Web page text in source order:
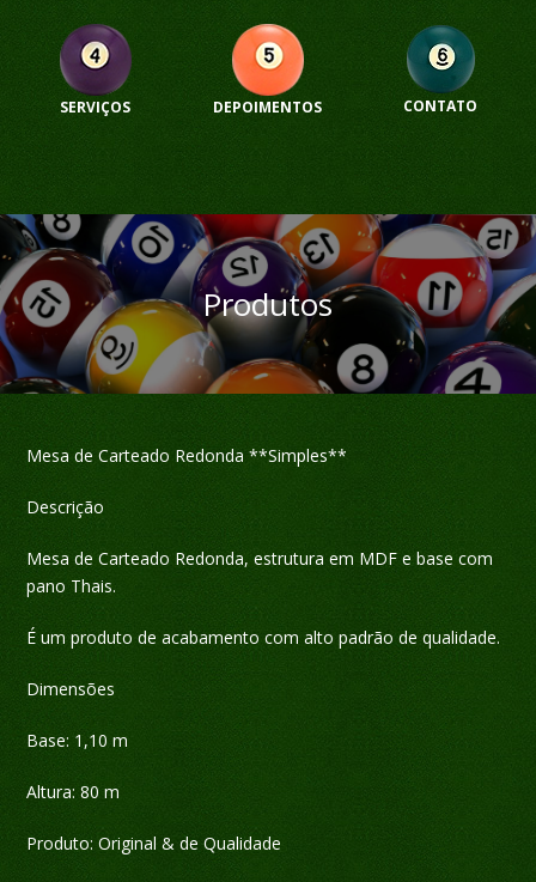
SERVIÇOS DEPOIMENTOS CONTATO
Produtos
Mesa de Carteado Redonda **Simples**
Descrição
Mesa de Carteado Redonda, estrutura em MDF e base com
pano Thais.
É um produto de acabamento com alto padrão de qualidade.
Dimensões
Base: 1,10 m
Altura: 80 m
Produto: Original & de Qualidade